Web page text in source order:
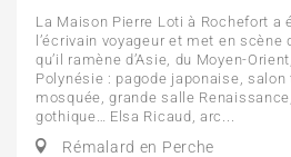
La Maison Pierre Loti à Rochefort a
l’écrivain voyageur et met en
qu’il ramène d’Asie, du Moyen-
Polynésie : pagode japonaise,
mosquée, grande salle
gothique… Elsa Ricaud, arc...
Rémalard en Perche